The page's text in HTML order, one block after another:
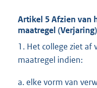
Artikel 5 Afzien van
maatregel (Verjaring)
1. Het college ziet af
maatregel indien:
a. elke vorm van